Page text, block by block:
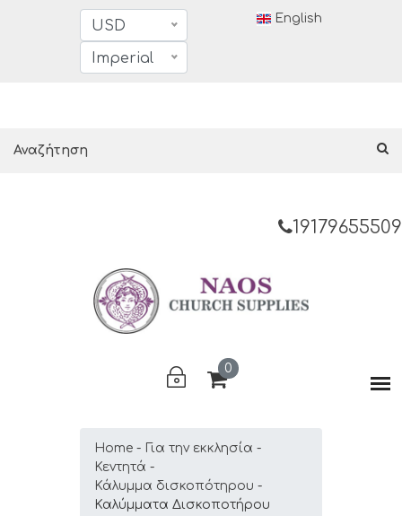
USD
Imperial
English
19179655509
0
Home
Για την εκκλησία
Κεντητά
Κάλυμμα δισκοπότηρου
Καλύμματα Δισκοποτήρου